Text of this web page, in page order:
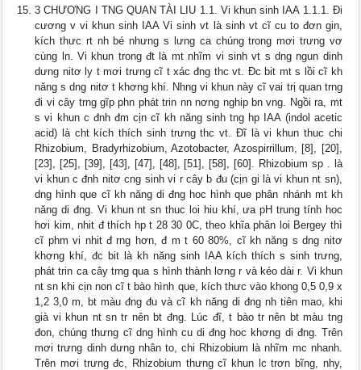
3 CHƯƠNG I TNG QUAN TÀI LIU 1.1. Vi khun sinh IAA 1.1.1. Đi
cương v vi khun sinh IAA Vi sinh vt là sinh vt cĩ cu to đơn gin,
kích thưc rt nh bé nhưng s lưng ca chúng trong mơi trưng vơ
cùng ln. Vi khun trong đt là mt nhĩm vi sinh vt s dng ngun dinh
dưng nitơ ly t mơi trưng cĩ t xác đng thc vt. Đc bit mt s lồi cĩ kh
năng s dng nitơ t khơng khí. Nhng vi khun này cĩ vai trị quan trng
đi vi cây trng gĩp phn phát trin nn nơng nghip bn vng. Ngồi ra, mt
s vi khun c đnh đm cịn cĩ kh năng sinh tng hp IAA (indol acetic
acid) là cht kích thích sinh trưng thc vt. Đĩ là vi khun thuc chi
Rhizobium, Bradyrhizobium, Azotobacter, Azospirrillum, [8], [20],
[23], [25], [39], [43], [47], [48], [51], [58], [60]. Rhizobium sp . là
vi khun c đnh nitơ cng sinh vi r cây b đu (cịn gi là vi khun nt sn),
dng hình que cĩ kh năng di đng hoc hình que phân nhánh mt kh
năng di đng. Vi khun nt sn thuc loi hiu khí, ưa pH trung tính hoc
hơi kim, nhit đ thích hp t 28 30 0C, theo khĩa phân loi Bergey thì
cĩ phm vi nhit đ rng hơn, đ m t 60 80%, cĩ kh năng s dng nitơ
khơng khí, đc bit là kh năng sinh IAA kích thích s sinh trưng,
phát trin ca cây trng qua s hình thành lơng r và kéo dài r. Vi khun
nt sn khi cịn non cĩ t bào hình que, kích thưc vào khong 0,5 0,9 x
1,2 3,0 m, bt màu đng đu và cĩ kh năng di đng nh tiên mao, khi
già vi khun nt sn tr nên bt đng. Lúc đĩ, t bào tr nên bt màu tng
đon, chúng thưng cĩ dng hình cu di đng hoc khơng di đng. Trên
mơi trưng dinh dưng nhân to, chi Rhizobium là nhĩm mc nhanh.
Trên mơi trưng đc, Rhizobium thưng cĩ khun lc trơn bĩng, nhy,